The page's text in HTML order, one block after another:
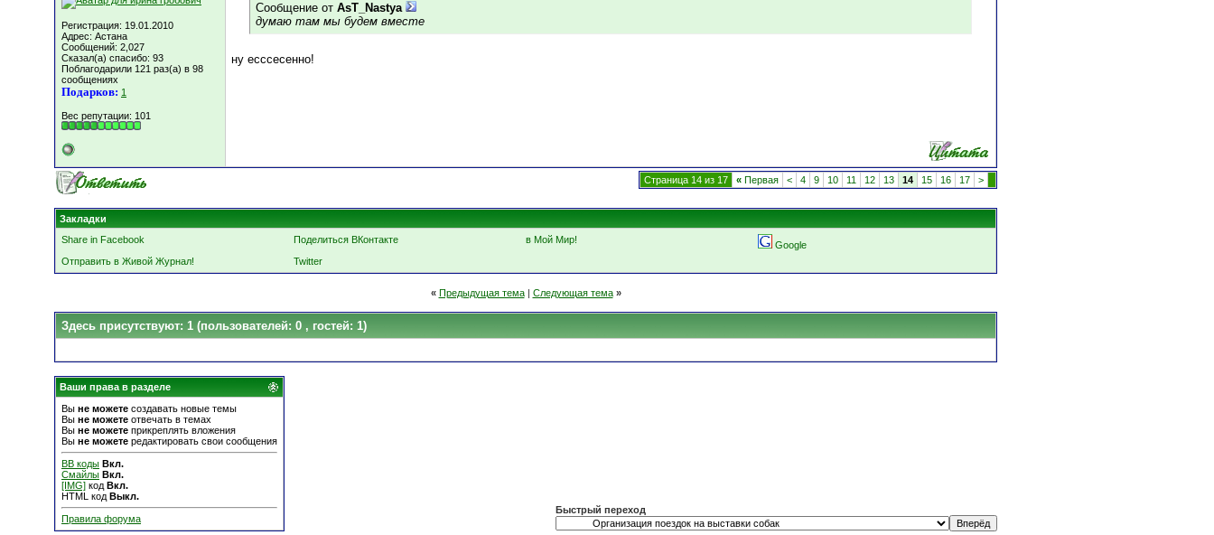
Регистрация: 19.01.2010
Адрес: Астана
Сообщений: 2,027
Сказал(а) спасибо: 93
Поблагодарили 121 раз(а) в 98
сообщениях
Подарков: 1
Вес репутации: 101
Сообщение от AsT_Nastya
думаю там мы будем вместе
ну есссесенно!
Страница 14 из 17 « Первая < 4 9 10 11 12 13 14 15 16 17 >
Закладки
Share in Facebook
Поделиться ВКонтакте в Мой Мир!
Google
Отправить в Живой Журнал!
Twitter
« Предыдущая тема| Следующая тема »
Здесь присутствуют: 1 (пользователей: 0 , гостей: 1)
Ваши права в разделе
Вы не можете создавать новые темы
Вы не можете отвечать в темах
Вы не можете прикреплять вложения
Вы не можете редактировать свои сообщения
BB коды Вкл.
Смайлы Вкл.
[IMG] код Вкл.
HTML код Выкл.
Правила форума
Быстрый переход